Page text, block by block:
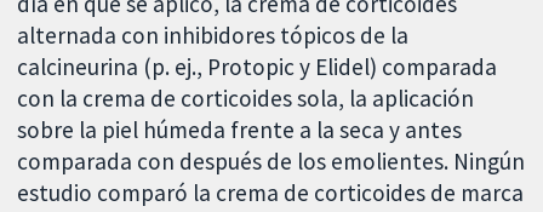
alternada con inhibidores tópicos de la
calcineurina (p. ej., Protopic y Elidel) comparada
con la crema de corticoides sola, la aplicación
sobre la piel húmeda frente a la seca y antes
comparada con después de los emolientes. Ningún
estudio comparó la crema de corticoides de marca